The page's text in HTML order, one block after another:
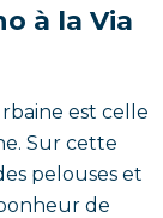
à la Via
est celle
Sur cette
pelouses et
de